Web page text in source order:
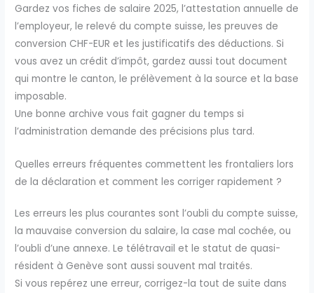
Gardez vos fiches de salaire 2025, l’attestation annuelle de
l’employeur, le relevé du compte suisse, les preuves de
conversion CHF-EUR et les justificatifs des déductions. Si
vous avez un crédit d’impôt, gardez aussi tout document
qui montre le canton, le prélèvement à la source et la base
imposable.
Une bonne archive vous fait gagner du temps si
l’administration demande des précisions plus tard.
Quelles erreurs fréquentes commettent les frontaliers lors
de la déclaration et comment les corriger rapidement ?
Les erreurs les plus courantes sont l’oubli du compte suisse,
la mauvaise conversion du salaire, la case mal cochée, ou
l’oubli d’une annexe. Le télétravail et le statut de quasi-
résident à Genève sont aussi souvent mal traités.
Si vous repérez une erreur, corrigez-la tout de suite dans